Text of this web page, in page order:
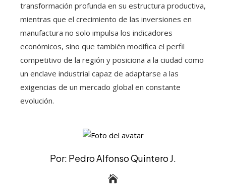
transformación profunda en su estructura productiva,
mientras que el crecimiento de las inversiones en
manufactura no solo impulsa los indicadores
económicos, sino que también modifica el perfil
competitivo de la región y posiciona a la ciudad como
un enclave industrial capaz de adaptarse a las
exigencias de un mercado global en constante
evolución.
Por: Pedro Alfonso Quintero J.